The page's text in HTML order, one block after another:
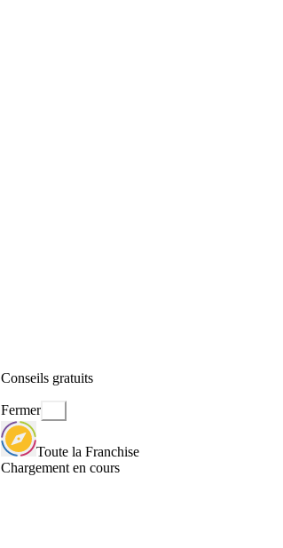
Conseils gratuits
Fermer
Toute la Franchise
Chargement en cours